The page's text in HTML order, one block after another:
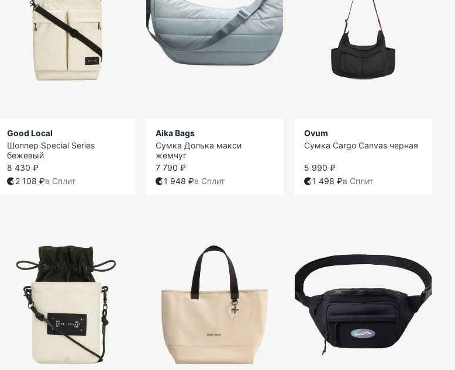
Good Local
Шоппер Special Series
бежевый
8 430 ₽
2 108 ₽в Сплит
Aika Bags
Сумка Долька макси
жемчуг
7 790 ₽
1 948 ₽в Сплит
Ovum
Сумка Cargo Canvas черная
5 990 ₽
1 498 ₽в Сплит